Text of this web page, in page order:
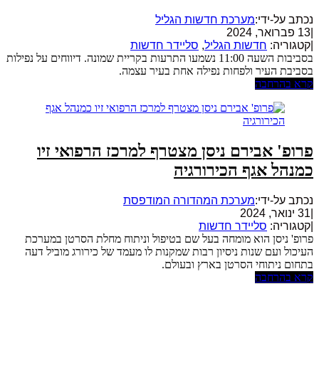
נכתב על-ידי:מערכת חדשות הגליל
13 פברואר, 2024
קטגוריה: חדשות הגליל, סליידר חדשות
בסביבות השעה 11:00 נשמעו התרעות בקריית שמונה. דיווחים על נפילות
בסביבת העיר ולפחות נפילה אחת בעיר עצמה.
קרא בהרחבה
פרופ' אבירם ניסן מצטרף למרכז הרפואי זיו
כמנהל אגף הכירורגיה
נכתב על-ידי:מערכת המהדורה המודפסת
31 ינואר, 2024
קטגוריה: סליידר חדשות
פרופ' ניסן הוא מומחה בעל שם בטיפול וניתוח מחלת הסרטן במערכת
העיכול ועם שנות ניסיון רבות שמקנות לו מעמד של כירורג מוביל דעה
בתחום ניתוחי הסרטן בארץ ובעולם.
קרא בהרחבה